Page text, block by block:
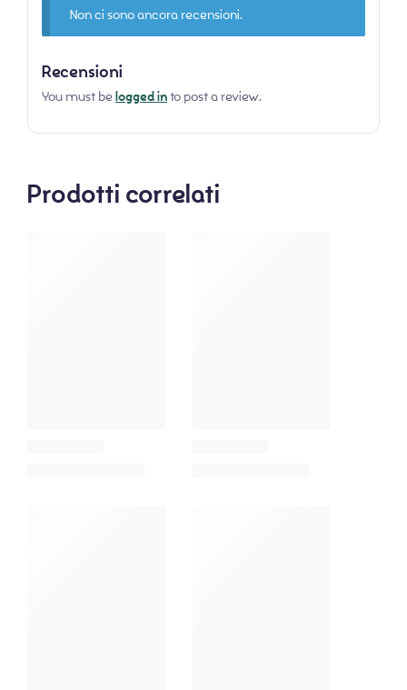
Non ci sono ancora recensioni.
Recensioni
You must be logged into post a review.
Prodotti correlati